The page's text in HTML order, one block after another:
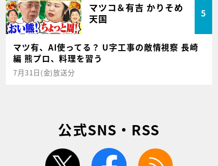
マツコ＆有吉 かりそめ
天国
5
マツ有、AI使ってる？ U字工事の敵情視察 長崎
編 熊プロ、料理を習う
7月31日(金)放送分
公式SNS・RSS
twitter facebook